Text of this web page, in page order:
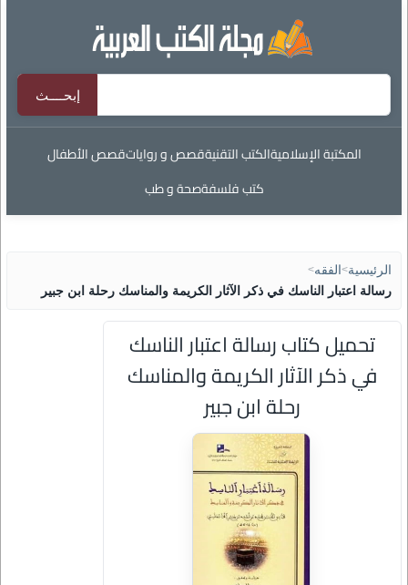
المكتبة الإسلاميةالكتب التقنيةقصص و رواياتقصص الأطفال
كتب فلسفةصحة و طب
الرئيسية> الفقه>
رسالة اعتبار الناسك في ذكر الآثار الكريمة والمناسك رحلة ابن جبير
تحميل كتاب رسالة اعتبار الناسك
في ذكر الآثار الكريمة والمناسك
رحلة ابن جبير